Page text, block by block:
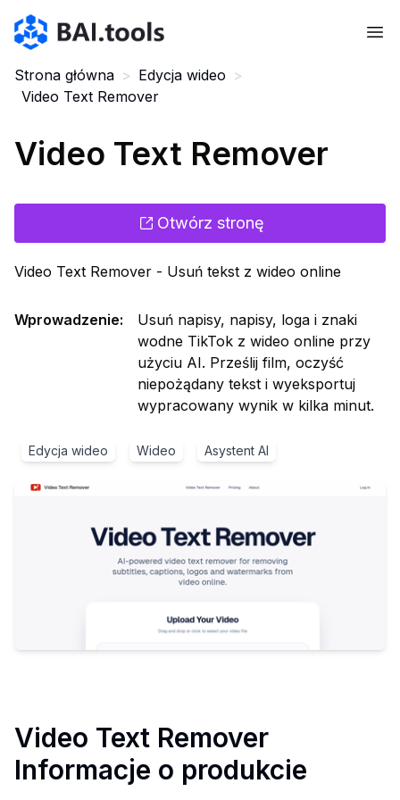
Bai.tools
Strona główna > Edycja wideo >
Video Text Remover
Video Text Remover
Otwórz stronę
Video Text Remover - Usuń tekst z wideo online
Wprowadzenie:
Usuń napisy, napisy, loga i znaki
wodne TikTok z wideo online przy
użyciu AI. Prześlij film, oczyść
niepożądany tekst i wyeksportuj
wypracowany wynik w kilka minut.
Edycja wideo Wideo Asystent AI
Video Text Remover
Informacje o produkcie